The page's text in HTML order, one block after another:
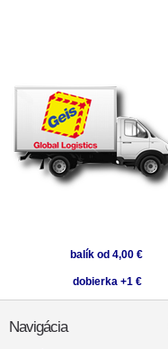
balík od 4,00 €
dobierka +1 €
Navigácia